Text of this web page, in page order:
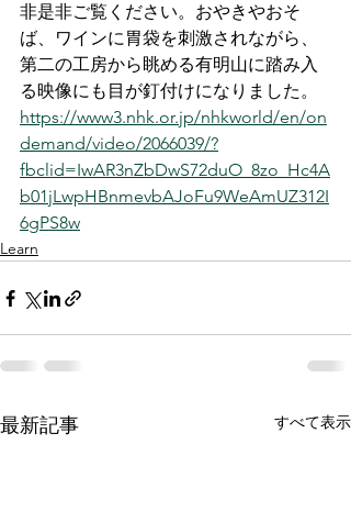
非是非ご覧ください。おやきやおそ
ば、ワインに胃袋を刺激されながら、
第二の工房から眺める有明山に踏み入
る映像にも目が釘付けになりました。
https://www3.nhk.or.jp/nhkworld/en/on
demand/video/2066039/?
fbclid=IwAR3nZbDwS72duO_8zo_Hc4A
b01jLwpHBnmevbAJoFu9WeAmUZ312I
6gPS8w
Learn
最新記事 すべて表示